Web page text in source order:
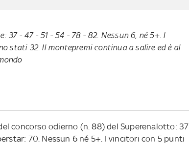
37 - 47 - 51 - 54 - 78 - 82. Nessun 6, né 5+. I
stati 32. Il montepremi continua a salire ed è al
concorso odierno (n. 88) del Superenalotto: 37
70. Nessun 6 né 5+. I vincitori con 5 punti